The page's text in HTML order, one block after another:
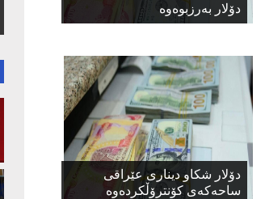
دۆلار بەرزبوەوە
دۆلار شكاو دیناری عێراقی
ساحەكەی كۆنترۆڵكردەوە